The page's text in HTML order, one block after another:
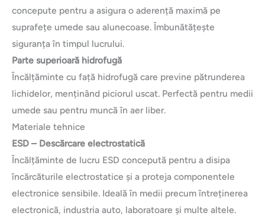
concepute pentru a asigura o aderență maximă pe
suprafețe umede sau alunecoase. Îmbunătățește
siguranța în timpul lucrului.
Parte superioară hidrofugă
Încălțăminte cu față hidrofugă care previne pătrunderea
lichidelor, menținând piciorul uscat. Perfectă pentru medii
umede sau pentru muncă în aer liber.
Materiale tehnice
ESD – Descărcare electrostatică
Încălțăminte de lucru ESD concepută pentru a disipa
încărcăturile electrostatice și a proteja componentele
electronice sensibile. Ideală în medii precum întreținerea
electronică, industria auto, laboratoare și multe altele.